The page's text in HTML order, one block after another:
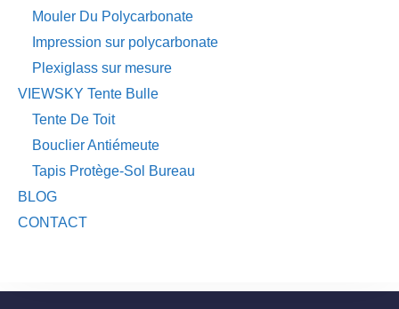
Mouler Du Polycarbonate
Impression sur polycarbonate
Plexiglass sur mesure
VIEWSKY Tente Bulle
Tente De Toit
Bouclier Antiémeute
Tapis Protège-Sol Bureau
BLOG
CONTACT